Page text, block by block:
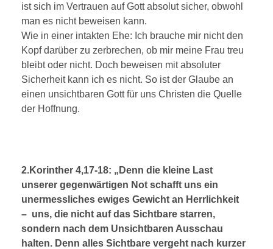
ist sich im Vertrauen auf Gott absolut sicher, obwohl
man es nicht beweisen kann.
Wie in einer intakten Ehe: Ich brauche mir nicht den
Kopf darüber zu zerbrechen, ob mir meine Frau treu
bleibt oder nicht. Doch beweisen mit absoluter
Sicherheit kann ich es nicht. So ist der Glaube an
einen unsichtbaren Gott für uns Christen die Quelle
der Hoffnung.
2.Korinther 4,17-18: „Denn die kleine Last
unserer gegenwärtigen Not schafft uns ein
unermessliches ewiges Gewicht an Herrlichkeit
– uns, die nicht auf das Sichtbare starren,
sondern nach dem Unsichtbaren Ausschau
halten. Denn alles Sichtbare vergeht nach kurzer